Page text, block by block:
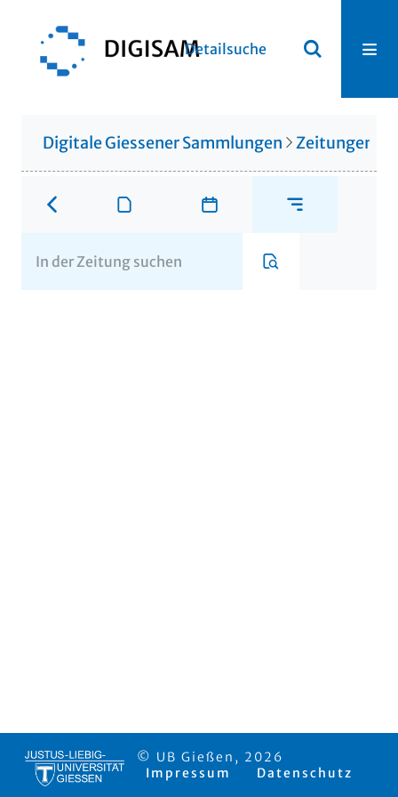
Detailsuche
Digitale Giessener Sammlungen Zeitungen
© UB Gießen, 2026
Impressum
Datenschutz